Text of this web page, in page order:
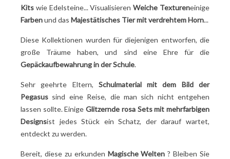
Kits wie Edelsteine... VisualisierenWeiche Textureneinige
Farbenund das Majestätisches Tier mit verdrehtem Horn...
Diese Kollektionen wurden für diejenigen entworfen, die
große Träume haben, und sind eine Ehre für die
Gepäckaufbewahrung in der Schule.
Sehr geehrte Eltern, Schulmaterial mit dem Bild der
Pegasus sind eine Reise, die man sich nicht entgehen
lassen sollte. EinigeGlitzernde rosa Sets mit mehrfarbigen
Designsist jedes Stück ein Schatz, der darauf wartet,
entdeckt zu werden.
Bereit, diese zu erkunden Magische Welten ? Bleiben Sie